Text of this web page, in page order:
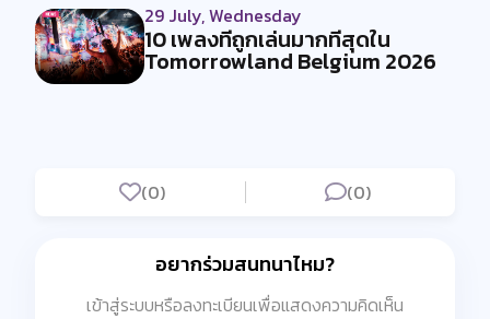
29 July, Wednesday
10 เพลงที่ถูกเล่นมากที่สุดใน
Tomorrowland Belgium 2026
(0) (0)
อยากร่วมสนทนาไหม?
เข้าสู่ระบบหรือลงทะเบียนเพื่อแสดงความคิดเห็น